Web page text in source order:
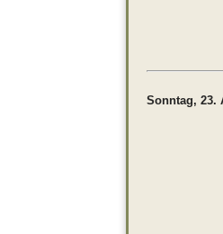
Sonntag,